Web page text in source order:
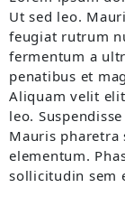
Ut sed leo.
feugiat rutrum
fermentum a
penatibus et
Aliquam velit
leo.
Mauris pharetra
elementum.
sollicitudin sem